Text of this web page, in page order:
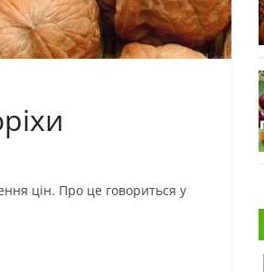
цін. Про це говориться у